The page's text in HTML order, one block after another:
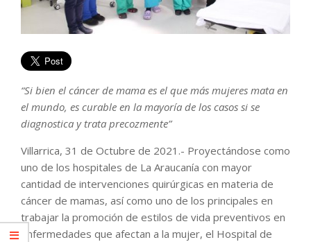
“Si bien el cáncer de mama es el que más mujeres mata en
el mundo, es curable en la mayoría de los casos si se
diagnostica y trata precozmente”
Villarrica, 31 de Octubre de 2021.- Proyectándose como
uno de los hospitales de La Araucanía con mayor
cantidad de intervenciones quirúrgicas en materia de
cáncer de mamas, así como uno de los principales en
trabajar la promoción de estilos de vida preventivos en
enfermedades que afectan a la mujer, el Hospital de